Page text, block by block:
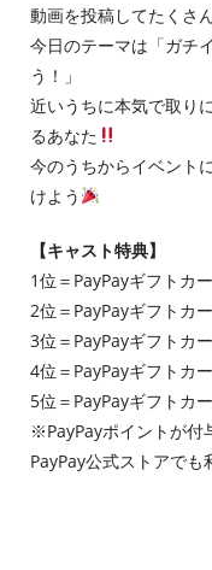
動画を投稿してたくさ
今日のテーマは「ガチ
う！」
近いうちに本気で取り
るあなた
今のうちからイベント
けよう
【キャスト特典】
1位＝PayPayギフトカ
2位＝PayPayギフトカ
3位＝PayPayギフトカ
4位＝PayPayギフトカ
5位＝PayPayギフトカ
※PayPayポイントが付
PayPay公式ストアでも